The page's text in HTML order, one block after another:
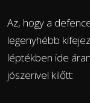
Az, hogy a
legenyhébb
léptékben ide
jószerivel kilőtt: